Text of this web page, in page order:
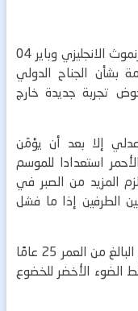
أحد الصحفي فلوريان بيتينبورغ، بأن نادي بورنموث الانجليزي وباير 04
بشأن الجناح الدولي
تجربة جديدة خارج
إلا بعد أن يؤمّن
استعدادا للموسم
المزيد من الصبر في
الطرفين إذا ما فشل
ومن جهة أخرى فإن الجناح المغربي عدلي البالغ من العمر 25 عامًا
الضوء الأخضر للخضوع